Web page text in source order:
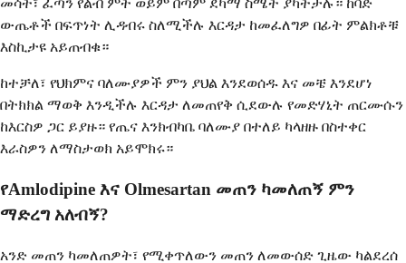
መሳት፣ ፈጣን የልብ ምት ወይም በጣም ደካማ ስሜት ያካትታሉ። ከባድ
ውጤቶች በፍጥነት ሊዳብሩ ስለሚችሉ እርዳታ ከመፈለግዎ በፊት ምልክቶቹ
እስኪታዩ አይጠብቁ።
ከተቻለ፣ የህክምና ባለሙያዎች ምን ያህል እንደወሰዱ እና መቼ እንደሆነ
በትክክል ማወቅ እንዲችሉ እርዳታ ለመጠየቅ ሲደውሉ የመድሃኒት ጠርሙሱን
ከእርስዎ ጋር ይያዙ። የጤና እንክብካቤ ባለሙያ በተለይ ካላዘዙ በስተቀር
እራስዎን ለማስታወክ አይሞክሩ።
የAmlodipine እና Olmesartan መጠን ካመለጠኝ ምን
ማድረግ አለብኝ?
አንድ መጠን ካመለጠዎት፣ የሚቀጥለውን መጠን ለመውሰድ ጊዜው ካልደረሰ